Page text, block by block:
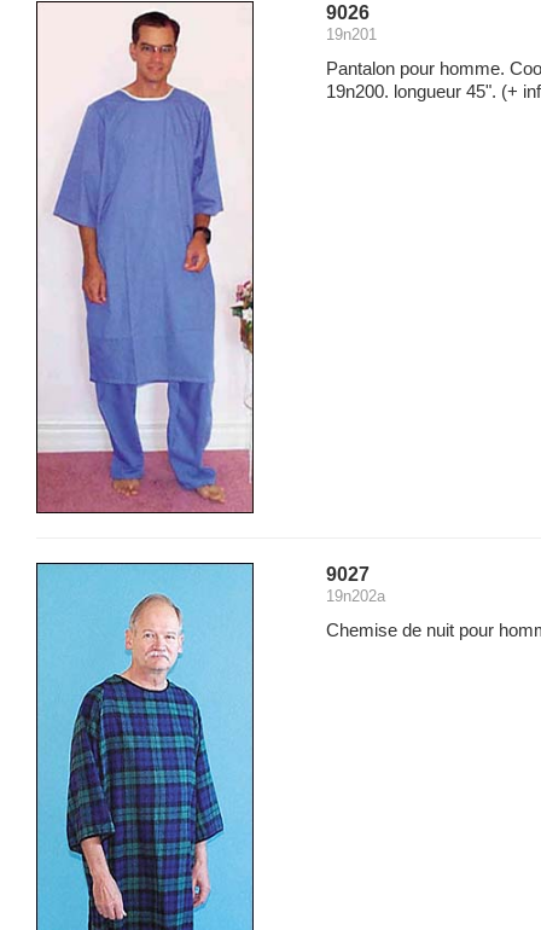
9026
19n201
Pantalon pour homme.
19n200. longueur 45". (+
9027
19n202a
Chemise de nuit pour